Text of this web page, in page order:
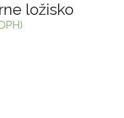
ložisko